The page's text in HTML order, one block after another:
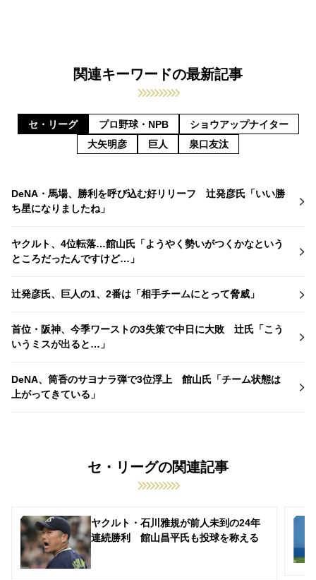
関連キーワードの最新記事
セ・リーグ プロ野球・NPB
ショウアップナイター
大矢明彦
巨人 泉口友汰
DeNA・馬場、勝利を呼び込む好リリーフ 辻発彦氏「いい勝
ち星になりましたね」
ヤクルト、4位転落…館山氏「ようやく勢いがつくかなという
ところだったんですけど…」
辻発彦氏、巨人の1、2番は「相手チームにとって脅威」
首位・阪神、今季ワーストの3失策で中日に大敗 辻氏「こう
いうミスが出ると…」
DeNA、筒香のサヨナラ弾で3位浮上 館山氏「チーム状態は
上がってきている」
セ・リーグの関連記事
ヤクルト・石川雅規が前人未到の24年
連続勝利 館山昌平氏も投球を称える